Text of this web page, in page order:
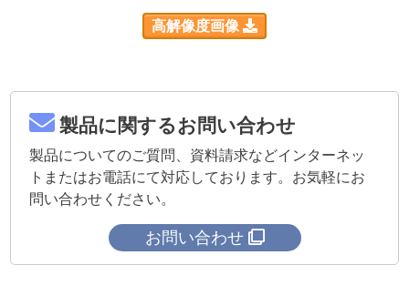
高解像度画像
製品に関するお問い合わせ
製品についてのご質問、資料請求などインターネッ
トまたはお電話にて対応しております。お気軽にお
問い合わせください。
お問い合わせ